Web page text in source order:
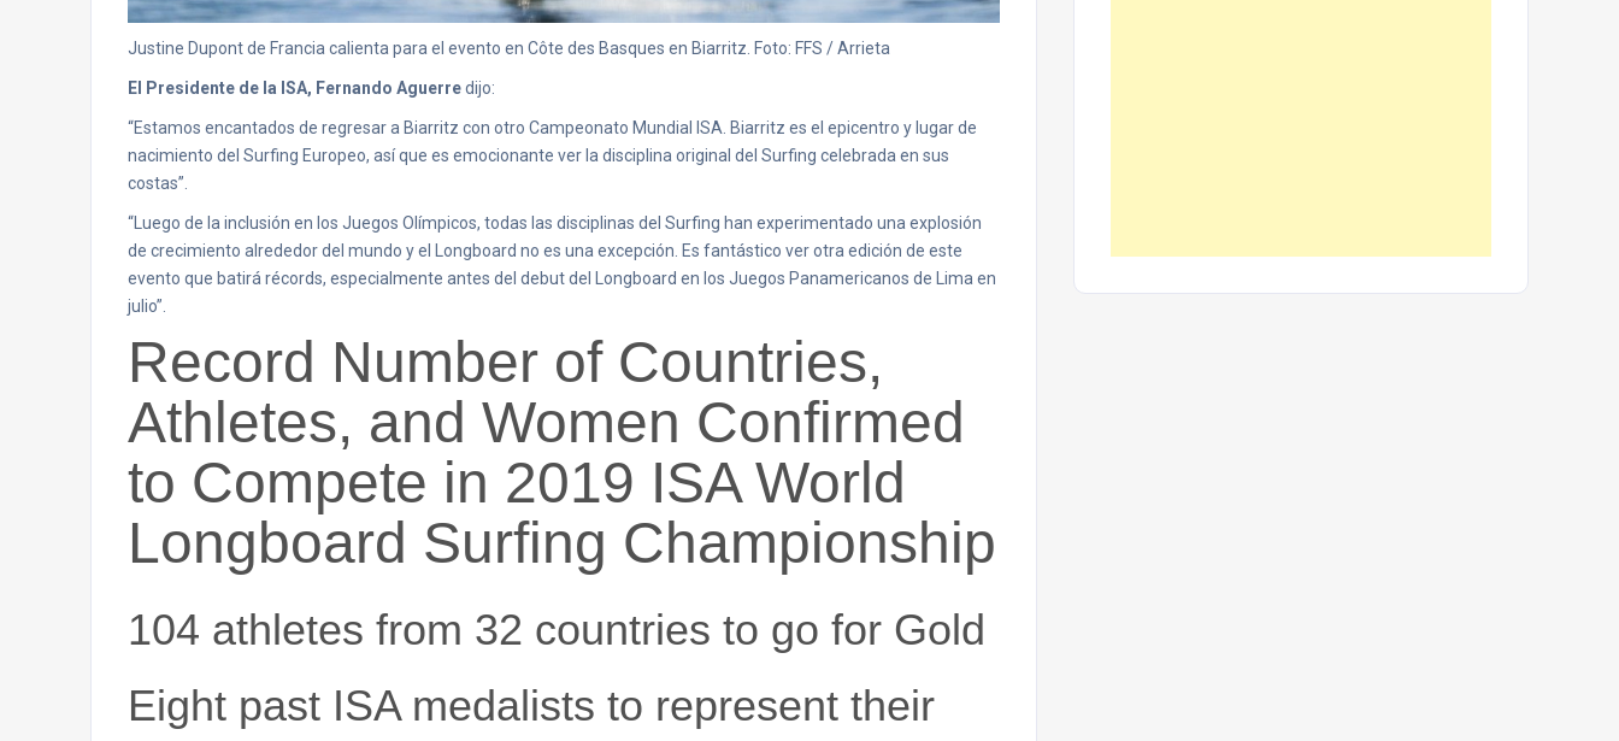
Justine Dupont de Francia calienta para el evento en Côte des Basques en Biarritz. Foto: FFS / Arrieta
El Presidente de la ISA, Fernando Aguerredijo:
“Estamos encantados de regresar a Biarritz con otro Campeonato Mundial ISA. Biarritz es el epicentro y lugar de
nacimiento del Surfing Europeo, así que es emocionante ver la disciplina original del Surfing celebrada en sus
costas”.
“Luego de la inclusión en los Juegos Olímpicos, todas las disciplinas del Surfing han experimentado una explosión
de crecimiento alrededor del mundo y el Longboard no es una excepción. Es fantástico ver otra edición de este
evento que batirá récords, especialmente antes del debut del Longboard en los Juegos Panamericanos de Lima en
julio”.
Record Number of Countries,
Athletes, and Women Confirmed
to Compete in 2019 ISA World
Longboard Surfing Championship
104 athletes from 32 countries to go for Gold
Eight past ISA medalists to represent their